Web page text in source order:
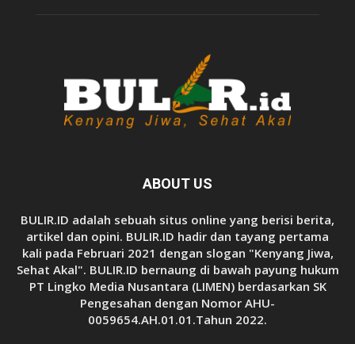
ABOUT US
BULIR.ID adalah sebuah situs online yang berisi berita,
artikel dan opini. BULIR.ID hadir dan tayang pertama
kali pada Februari 2021 dengan slogan "Kenyang Jiwa,
Sehat Akal". BULIR.ID bernaung di bawah payung hukum
PT Lingko Media Nusantara (LIMEN) berdasarkan SK
Pengesahan dengan Nomor AHU-
0059654.AH.01.01.Tahun 2022.